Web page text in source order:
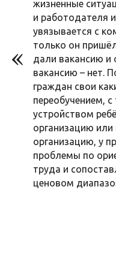
жизненные
и работодателя
увязывается с
только он
дали вакансию и
вакансию – нет.
граждан свои
переобучением,
устройством
организацию
организацию, у
проблемы по
труда и
ценовом